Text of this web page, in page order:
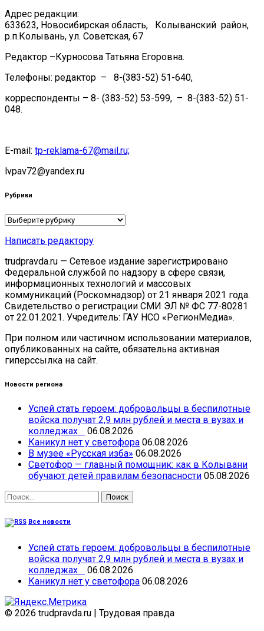
Адрес редакции:
633623, Новосибирская область, Колыванский район,
р.п.Колывань, ул. Советская, 67
Редактор –Курносова Татьяна Егоровна.
Телефоны: редактор – 8-(383-52) 51-640,
корреспонденты – 8- (383-52) 53-599, – 8-(383-52) 51-
048.
E-mail: tp-reklama-67@mail.ru;
lvpav72@yandex.ru
Рубрики
Рубрики
Написать редактору
trudpravda.ru — Сетевое издание зарегистрировано
Федеральной службой по надзору в сфере связи,
информационных технологий и массовых
коммуникаций (Роскомнадзор) от 21 января 2021 года.
Свидетельство о регистрации СМИ ЭЛ № ФС 77-80281
от 22.01.2021. Учредитель: ГАУ НСО «РегионМедиа».
При полном или частичном использовании материалов,
опубликованных на сайте, обязательна активная
гиперссылка на сайт.
Новости региона
Успей стать героем: добровольцы в беспилотные
войска получат 2,9 млн рублей и места в вузах и
колледжах
06.08.2026
Каникул нет у светофора 06.08.2026
В музее «Русская изба» 06.08.2026
Светофор — главный помощник: как в Колывани
обучают детей правилам безопасности 05.08.2026
Найти:
Все новости
Успей стать героем: добровольцы в беспилотные
войска получат 2,9 млн рублей и места в вузах и
колледжах
06.08.2026
Каникул нет у светофора 06.08.2026
© 2026 trudpravda.ru | Трудовая правда